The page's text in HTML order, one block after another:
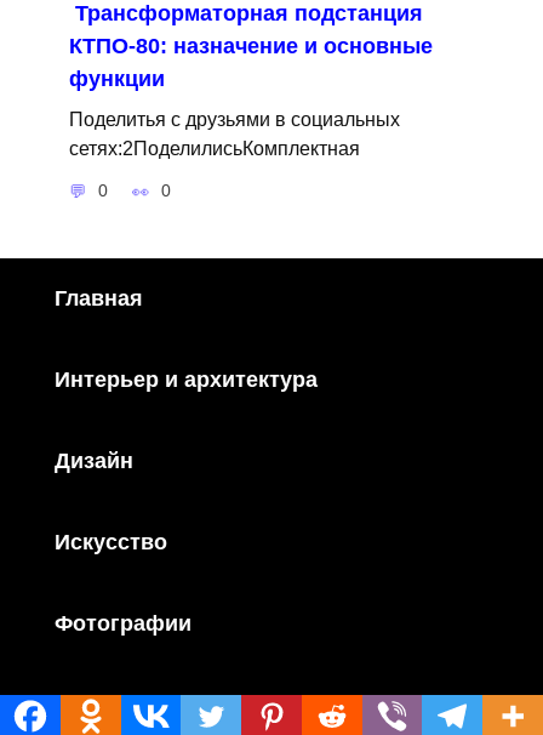
Трансформаторная подстанция
КТПО-80: назначение и основные
функции
Поделитья с друзьями в социальных
сетях:2ПоделилисьКомплектная
0 0
Главная
Интерьер и архитектура
Дизайн
Искусство
Фотографии
Хобби